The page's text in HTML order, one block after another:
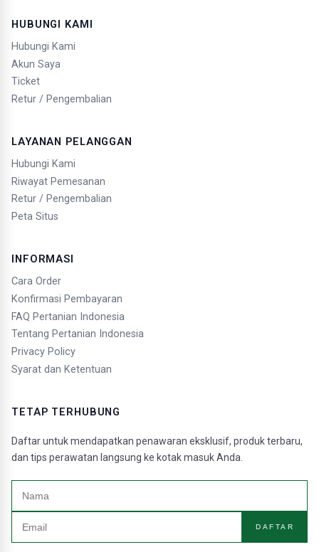
HUBUNGI KAMI
Hubungi Kami
Akun Saya
Ticket
Retur / Pengembalian
LAYANAN PELANGGAN
Hubungi Kami
Riwayat Pemesanan
Retur / Pengembalian
Peta Situs
INFORMASI
Cara Order
Konfirmasi Pembayaran
FAQ Pertanian Indonesia
Tentang Pertanian Indonesia
Privacy Policy
Syarat dan Ketentuan
TETAP TERHUBUNG
Daftar untuk mendapatkan penawaran eksklusif, produk terbaru,
dan tips perawatan langsung ke kotak masuk Anda.
DAFTAR